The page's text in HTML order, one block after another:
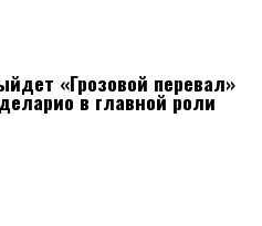
«Грозовой перевал»
в главной роли